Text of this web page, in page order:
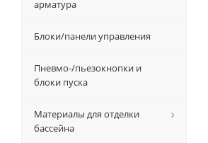
арматура
Блоки/панели управления
Пневмо-/пьезокнопки и
блоки пуска
Материалы для отделки
бассейна